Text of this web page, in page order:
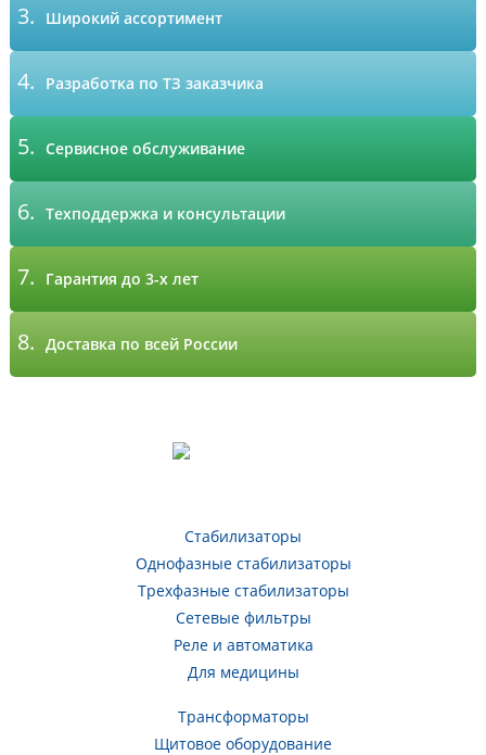
3. Широкий ассортимент
4. Разработка по ТЗ заказчика
5. Сервисное обслуживание
6. Техподдержка и консультации
7. Гарантия до 3-х лет
8. Доставка по всей России
Стабилизаторы
Однофазные стабилизаторы
Трехфазные стабилизаторы
Сетевые фильтры
Реле и автоматика
Для медицины
Трансформаторы
Щитовое оборудование